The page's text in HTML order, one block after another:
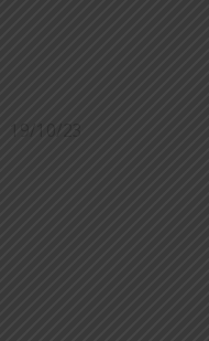
19/10/23